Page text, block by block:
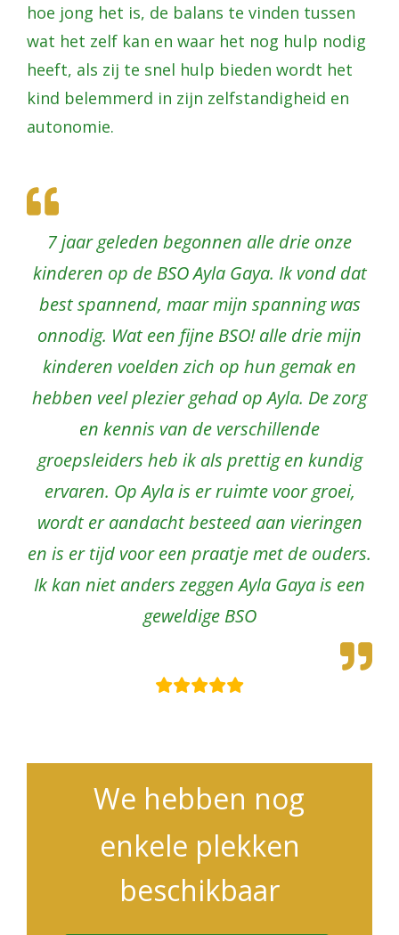
hoe jong het is, de balans te vinden tussen
wat het zelf kan en waar het nog hulp nodig
heeft, als zij te snel hulp bieden wordt het
kind belemmerd in zijn zelfstandigheid en
autonomie.
7 jaar geleden begonnen alle drie onze
kinderen op de BSO Ayla Gaya. Ik vond dat
best spannend, maar mijn spanning was
onnodig. Wat een fijne BSO! alle drie mijn
kinderen voelden zich op hun gemak en
hebben veel plezier gehad op Ayla. De zorg
en kennis van de verschillende
groepsleiders heb ik als prettig en kundig
ervaren. Op Ayla is er ruimte voor groei,
wordt er aandacht besteed aan vieringen
en is er tijd voor een praatje met de ouders.
Ik kan niet anders zeggen Ayla Gaya is een
geweldige BSO
We hebben nog
enkele plekken
beschikbaar